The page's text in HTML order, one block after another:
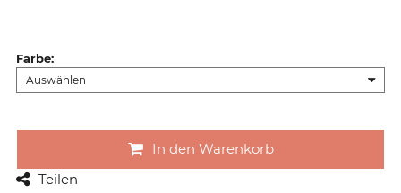
Farbe:
In den Warenkorb
Teilen